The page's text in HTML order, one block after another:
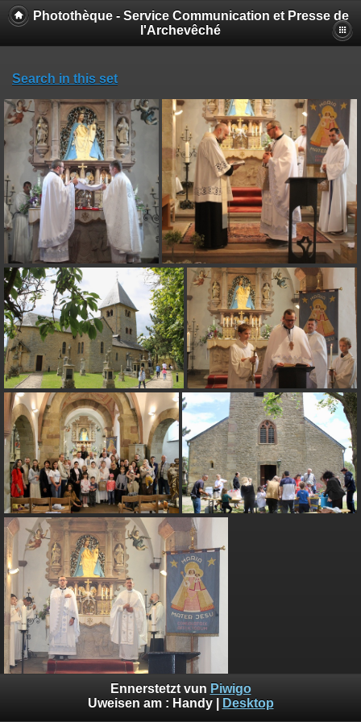
Photothèque - Service Communication et Presse de
l'Archevêché
Search in this set
Ennerstetzt vun Piwigo
Uweisen am : Handy| Desktop